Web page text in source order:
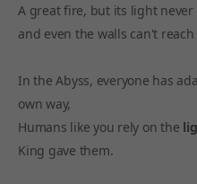
A great fire, but its light never
and even the walls can't
In the Abyss, everyone has
own way,
Humans like you rely on the
King gave them.